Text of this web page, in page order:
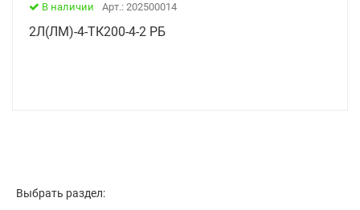
В наличии Арт.: 202500014
2Л(ЛМ)-4-ТК200-4-2 РБ
Выбрать раздел: